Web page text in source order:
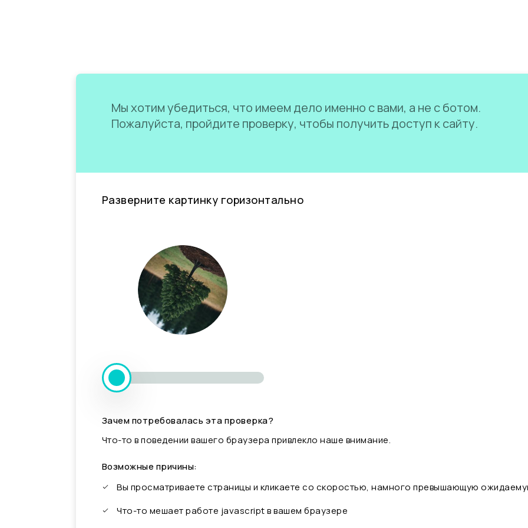
Мы хотим убедиться, что имеем дело именно с вами, а не с ботом.
Пожалуйста, пройдите проверку, чтобы получить доступ к сайту.
Разверните картинку горизонтально
Зачем потребовалась эта проверка?
Что-то в поведении вашего браузера привлекло наше внимание.
Возможные причины:
Вы просматриваете страницы и кликаете со скоростью, намного превышающую
Что-то мешает работе javascript в вашем браузере